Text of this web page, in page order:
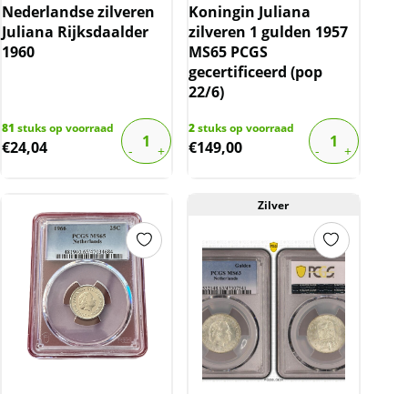
Nederlandse zilveren
Juliana Rijksdaalder
1960
81 stuks op voorraad
€24,04
Koningin Juliana
zilveren 1 gulden 1957
MS65 PCGS
gecertificeerd (pop
22/6)
2stuks op voorraad
€149,00
Zilver